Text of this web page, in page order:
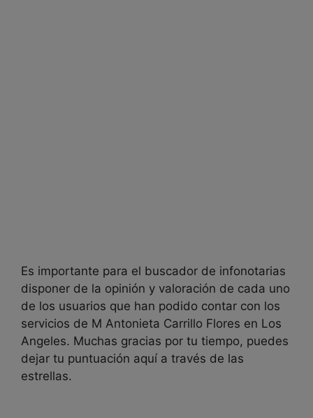
Es importante para el buscador de infonotarias
disponer de la opinión y valoración de cada uno
de los usuarios que han podido contar con los
servicios de M Antonieta Carrillo Flores en Los
Angeles. Muchas gracias por tu tiempo, puedes
dejar tu puntuación aquí a través de las
estrellas.